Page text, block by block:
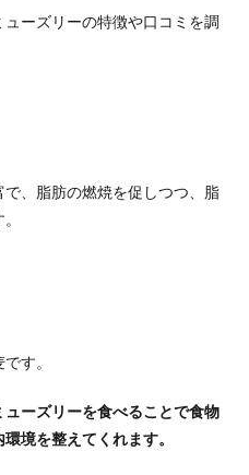
ーズリーの特徴や口コミを調
、脂肪の燃焼を促しつつ、脂
す。
ューズリーを食べることで食物
境を整えてくれます。